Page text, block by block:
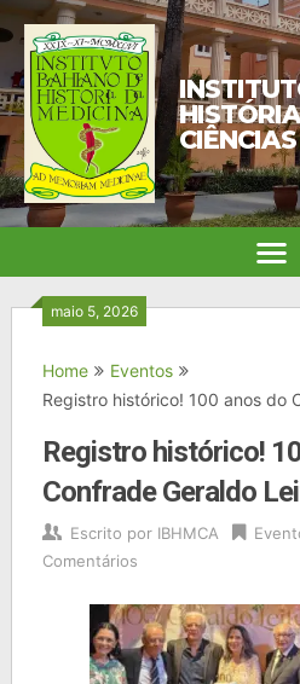
maio 5, 2026
Home
Eventos
Registro histórico! 100 anos do
Registro histórico!
Confrade Geraldo
Escrito por IBHMCA
Comentários